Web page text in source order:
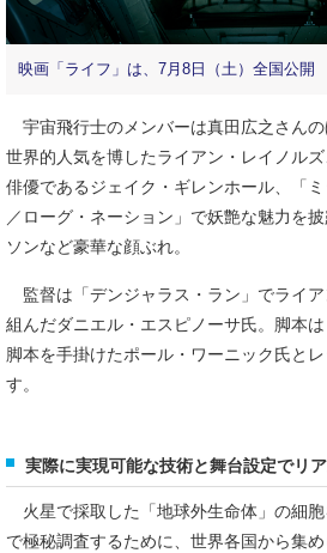
映画「ライフ」は、7月8日（土）全国公開
宇宙飛行士のメンバーは真田広之さん
世界的人気を博したライアン・レイノル
俳優であるジェイク・ギレンホール、「
／ローグ・ネーション」で妖艶な魅力を
ソンなど豪華な顔ぶれ。
監督は「デンジャラス・ラン」でライ
組んだダニエル・エスピノーサ氏。脚本
脚本を手掛けたポール・ワーニック氏と
す。
実際に実現可能な技術と舞台設定でリ
火星で採取した「地球外生命体」の細
で極秘調査するために、世界各国から集